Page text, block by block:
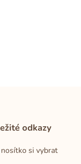
odkazy
nosítko si vybrat